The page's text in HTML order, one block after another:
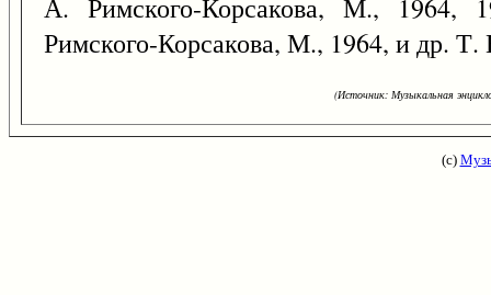
А. Римского-Корсакова, М., 1964,
Римского-Корсакова, М., 1964, и др. Т.
(Источник: Музыкальная
(с)